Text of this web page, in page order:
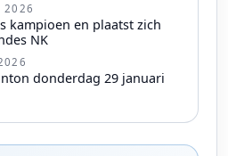
2026
kampioen en plaatst zich
NK
donderdag 29 januari